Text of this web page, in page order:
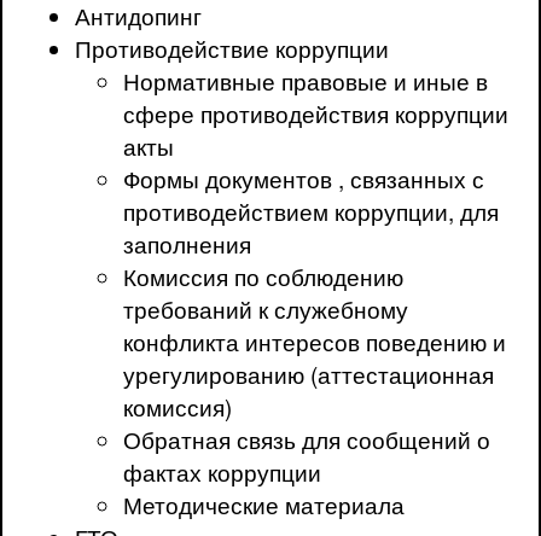
Антидопинг
Противодействие коррупции
Нормативные правовые и иные в
сфере противодействия коррупции
акты
Формы документов , связанных с
противодействием коррупции, для
заполнения
Комиссия по соблюдению
требований к служебному
конфликта интересов поведению и
урегулированию (аттестационная
комиссия)
Обратная связь для сообщений о
фактах коррупции
Методические материала